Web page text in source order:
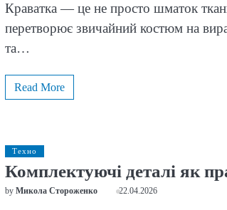
Краватка — це не просто шматок
перетворює звичайний костюм на
та…
Read More
Техно
Комплектуючі деталі як
by Микола Стороженко 22.04.2026